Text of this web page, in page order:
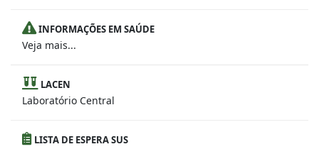
INFORMAÇÕES EM SAÚDE
Veja mais...
LACEN
Laboratório Central
LISTA DE ESPERA SUS